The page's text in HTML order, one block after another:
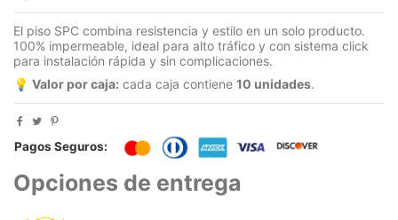
El piso SPC combina resistencia y estilo en un solo producto.
100% impermeable, ideal para alto tráfico y con sistema click
para instalación rápida y sin complicaciones.
💡 Valor por caja: cada caja contiene 10 unidades.
Pagos Seguros:
Opciones de entrega